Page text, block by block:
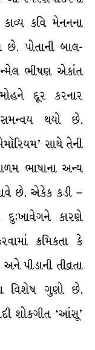
કવિ મેનનના
છે. પોતાની બાલ-
ભીષણ એકાંત
દૂર કરનાર
સમન્વય થયો છે.
સાથે તેની
ભાષાના અન્ય
છે. એકેક કડી –
કારણે
ક્રમિકતા કે
પીડાની તીવ્રતા
વિશેષ ગુણો છે.
શોકગીત ‘આંસૂ’